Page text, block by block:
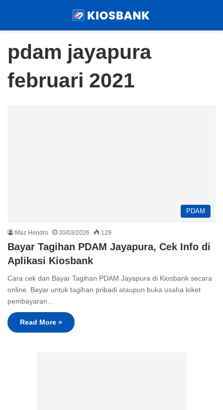
pdam jayapura
februari 2021
PDAM
Maz Hendro 30/03/2026 129
Bayar Tagihan PDAM Jayapura, Cek Info di
Aplikasi Kiosbank
Cara cek dan Bayar Tagihan PDAM Jayapura di Kiosbank secara
online. Bayar untuk tagihan pribadi ataupun buka usaha loket
pembayaran…
Read More »